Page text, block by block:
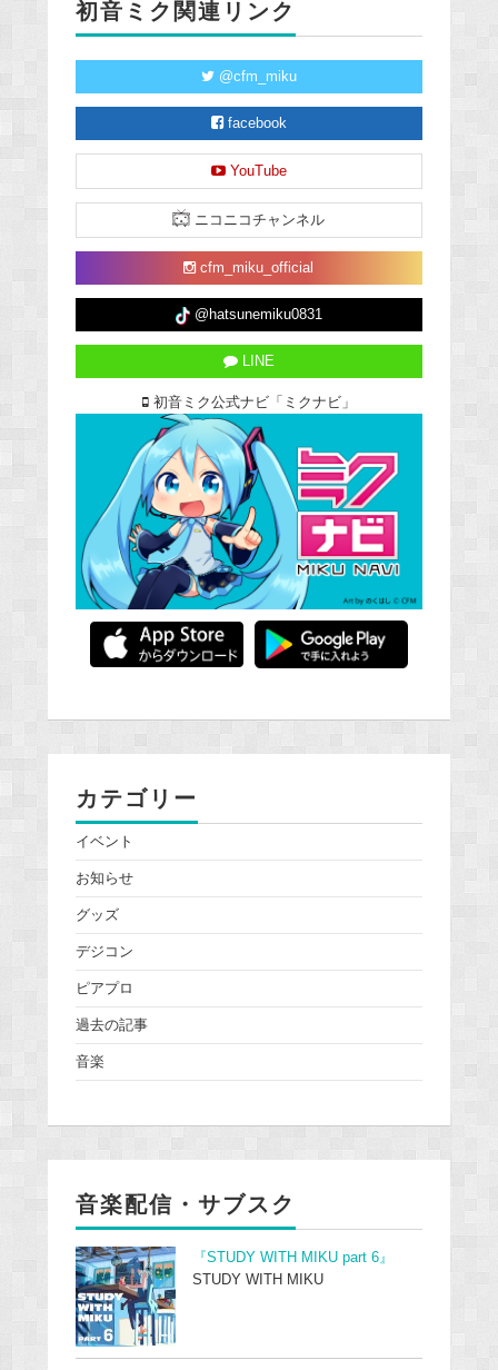
初音ミク関連リンク
@cfm_miku
facebook
YouTube
ニコニコチャンネル
cfm_miku_official
@hatsunemiku0831
LINE
初音ミク公式ナビ「ミクナビ」
カテゴリー
イベント
お知らせ
グッズ
デジコン
ピアプロ
過去の記事
音楽
音楽配信・サブスク
『STUDY WITH MIKU part 6』
STUDY WITH MIKU